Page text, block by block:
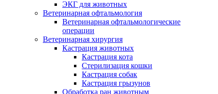
ЭКГ для животных
Ветеринарная офтальмология
Ветеринарная офтальмологические
операции
Ветеринарная хирургия
Кастрация животных
Кастрация кота
Стерилизация кошки
Кастрация собак
Кастрация грызунов
Обработка ран животным